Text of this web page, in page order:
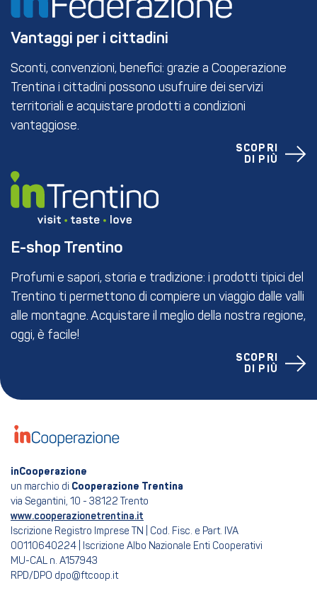
Vantaggi per i cittadini
Sconti, convenzioni, benefici: grazie a Cooperazione
Trentina i cittadini possono usufruire dei servizi
territoriali e acquistare prodotti a condizioni
vantaggiose.
SCOPRI
DI PIÙ
E-shop Trentino
Profumi e sapori, storia e tradizione: i prodotti tipici del
Trentino ti permettono di compiere un viaggio dalle valli
alle montagne. Acquistare il meglio della nostra regione,
oggi, è facile!
SCOPRI
DI PIÙ
inCooperazione
un marchio di Cooperazione Trentina
via Segantini, 10 - 38122 Trento
www.cooperazionetrentina.it
Iscrizione Registro Imprese TN | Cod. Fisc. e Part. IVA
00110640224 | Iscrizione Albo Nazionale Enti Cooperativi
MU-CAL n. A157943
RPD/DPO dpo@ftcoop.it